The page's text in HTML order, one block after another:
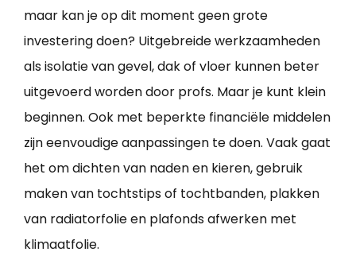
maar kan je op dit moment geen grote
investering doen? Uitgebreide werkzaamheden
als isolatie van gevel, dak of vloer kunnen beter
uitgevoerd worden door profs. Maar je kunt klein
beginnen. Ook met beperkte financiële middelen
zijn eenvoudige aanpassingen te doen. Vaak gaat
het om dichten van naden en kieren, gebruik
maken van tochtstips of tochtbanden, plakken
van radiatorfolie en plafonds afwerken met
klimaatfolie.